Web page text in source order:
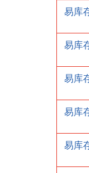
易库
易库
易库
易库
易库